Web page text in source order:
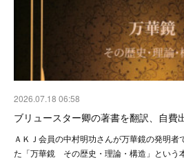
2026.07.18 06:58
ブリュースター卿の著書を翻訳、自費
ＡＫＪ会員の中村明功さんが万華鏡の発明者
た「万華鏡 その歴史・理論・構造」という